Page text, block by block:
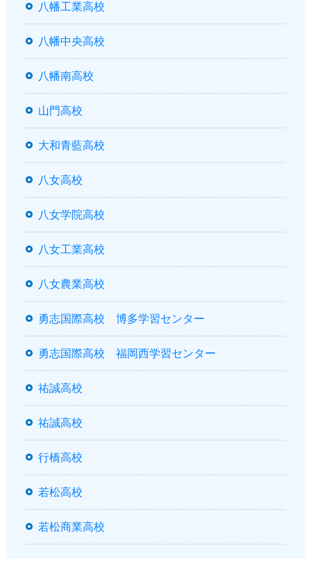
八幡工業高校
八幡中央高校
八幡南高校
山門高校
大和青藍高校
八女高校
八女学院高校
八女工業高校
八女農業高校
勇志国際高校 博多学習センター
勇志国際高校 福岡西学習センター
祐誠高校
祐誠高校
行橋高校
若松高校
若松商業高校